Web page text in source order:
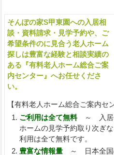
そんぽの家S甲東園への入居相
談・資料請求・見学予約や、ご
希望条件のに見合う老人ホーム
探しは豊富な経験と相談実績の
ある『有料老人ホーム総合ご案
内センター』へお任せくださ
い。
【有料老人ホーム総合ご案内セ
ご利用は全て無料～ 入居に
ホームの見学予約取り次ぎ
利用は全て無料です。
豊富な情報量～ 日本全国